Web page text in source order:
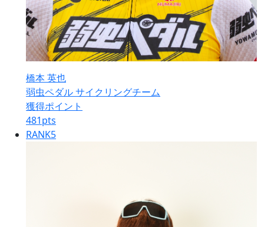
橋本 英也
弱虫ペダル サイクリングチーム
獲得ポイント
481pts
RANK5